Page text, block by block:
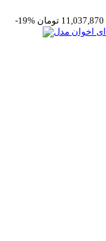
-19%
11,037,870 تومان